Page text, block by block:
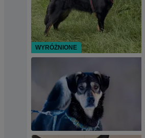
WYRÓŻNIONE